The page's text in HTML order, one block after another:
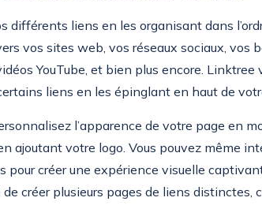
différents liens en les organisant dans
vos sites web, vos réseaux sociaux, vos
YouTube, et bien plus encore.
liens en les épinglant en haut de
l’apparence de votre page en
ajoutant votre logo. Vous pouvez même
pour créer une expérience visuelle
créer plusieurs pages de liens distinctes,